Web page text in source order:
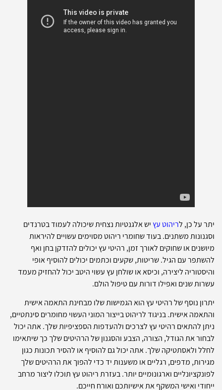
יתר על כן, לריהוט עץיש אלגנטיות נצחית שיכולה לעמוד בטרנדים
וסגנונות משתנים. בעוד שחומרי ריהוט מסוימים עשויים להיראות
מיושנים או שחוקים לאורך זמן, רהיטי עץ יכולים להזדקן בחן ואף
להשתפר עם הגיל. שריטות, שקעים וכתמים יכולים להוסיף אופי
והיסטוריה ליצירה, וכיסא או שולחן עץ עשוי היטב יכול להחזיק מעמד
עשרות שנים ואפילו דורות עם טיפול הולם.
יתרון נוסף של רהיטי עץ הוא הגמישות שלו מבחינת התאמה אישית
והתאמה אישית. בניגוד לריהוט בייצור המוני העשוי מחומרים סינתטיים,
ניתן להתאים רהיטי עץ לצרכים ולהעדפות הספציפיות שלך. אתה יכול
לבחור את הגודל, הצורה, הצבע והסגנון של הרהיטים שלך כך שיתאימו
לחלל ולאסתטיקה שלך. אתה יכול גם להוסיף או להסיר תכונות כגון
מגירות, מדפים, רגליים או משענות יד כדי להפוך את הרהיטים שלך
לפונקציונליים וארגונומיים יותר. בעזרת ריהוט עץ תוכלו ליצור מרחב
ייחודי ואישי המשקף את אישיותכם ואורח חייכם.